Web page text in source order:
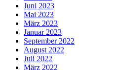
Juni 2023
Mai 2023
März 2023
Januar 2023
September 2022
August 2022
Juli 2022
März 2022